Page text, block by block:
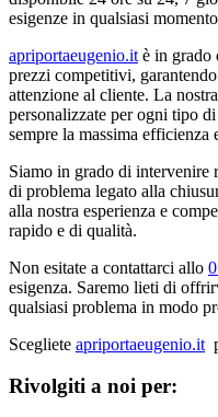
esigenze in qualsiasi
apriportaeugenio.it è in grado
prezzi competitivi,
attenzione al cliente. La
personalizzate per ogni tipo
sempre la massima efficienza
Siamo in grado di intervenire
di problema legato alla
alla nostra esperienza e
rapido e di qualità.
Non esitate a contattarci allo
esigenza. Saremo lieti di
qualsiasi problema in modo
Scegliete apriportaeugenio.it
Rivolgiti a noi per: